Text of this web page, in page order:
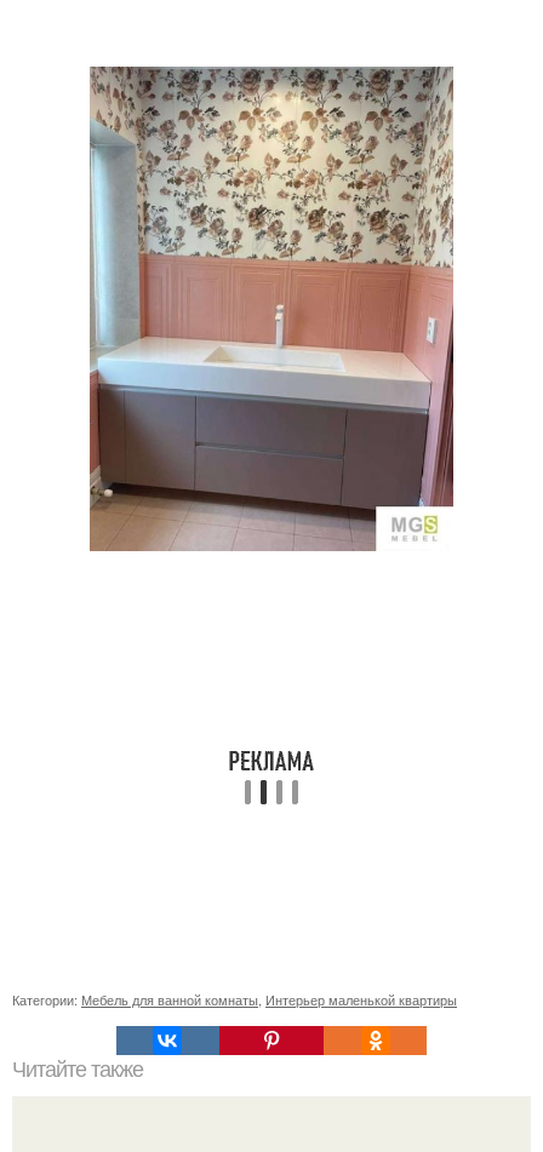
Категории: Мебель для ванной комнаты Интерьер маленькой квартиры
Читайте также